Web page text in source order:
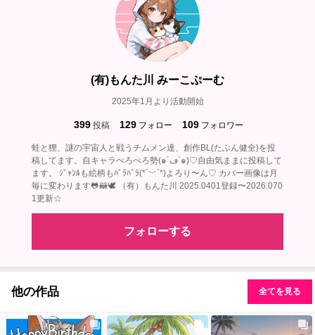
(有)もんた川 みーこぷーむ
2025年1月より活動開始
399 投稿 129 フォロー 109 フォロワー
蛙と狸、謎の宇宙人と戦うチムメン達、創作BL(たぶん健全)を投
稿してます。自キャラぺろぺろ勢(๑´ڡ`๑)♡自由気ままに投稿して
ます。 ｼﾞｬﾝﾙも絵柄もﾊﾞﾗﾊﾞﾗ(*´﹀`*)よろり〜ん♡ カバー画像は月
毎に変わります🐸🦝🕊‎ （有）もんた川 2025.0401登録〜2026.070
1更新☆
フォローする
他の作品 全てを見る